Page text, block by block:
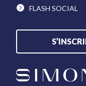
FLASH SOCIAL